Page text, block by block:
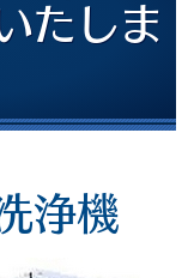
たしま
浄機